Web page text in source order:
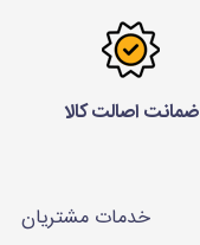
ضمانت اصالت کالا
خدمات مشتریان